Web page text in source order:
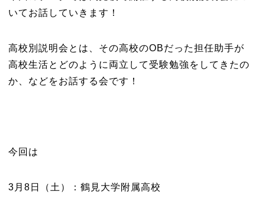
いてお話していきます！
高校別説明会とは、その高校のOBだった担任助手が
高校生活とどのように両立して受験勉強をしてきたの
か、などをお話する会です！
今回は
3月8日（土）：鶴見大学附属高校